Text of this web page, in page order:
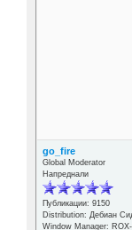
go_fire
Global Moderator
Напреднали
Публикации: 9150
Distribution: Дебиан
Window Manager: ROX-